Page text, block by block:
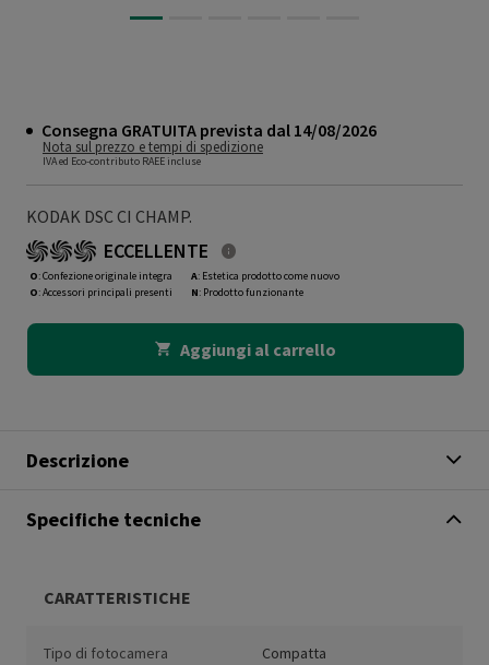
Consegna GRATUITA prevista dal 14/08/2026
Nota sul prezzo e tempi di spedizione
IVA ed Eco-contributo RAEE incluse
KODAK DSC CI CHAMP.
ECCELLENTE
O: Confezione originale integra
O: Accessori principali presenti
A: Estetica prodotto come nuovo
N: Prodotto funzionante
Aggiungi al carrello
Descrizione
Specifiche tecniche
CARATTERISTICHE
Tipo di fotocamera Compatta